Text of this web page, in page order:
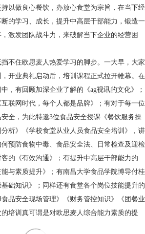
以做良心餐饮，办放心食堂为宗旨，在当下经
的学习、成长，提升中高层干部能力，锻造一
激发团队战斗力，来破解当下企业的经营困
不住欧思麦人热爱学习的脚步。一大早，大家
开业典礼启动后，培训课程正式拉开帷幕。在
，有回顾加深企业了解的《ag视讯的文化》；
联网时代，每个人都是品牌》；有对于每一位
全，为此特邀3位食品安全授课《餐饮服务操
析》《学校食堂从业人员食品安全培训》，讲
预防食物中毒、食品安全法、日常检查及迎检
的《有效沟通》；有提升中高层干部能力的
与素质提升》；有南昌大学食品学院博导付桂
础知识》；同样还有食堂各个岗位技能提升的
食品安全现场管理》《财务管控知识》《团餐业
培训真可谓是对欧思麦人综合能力素质的提